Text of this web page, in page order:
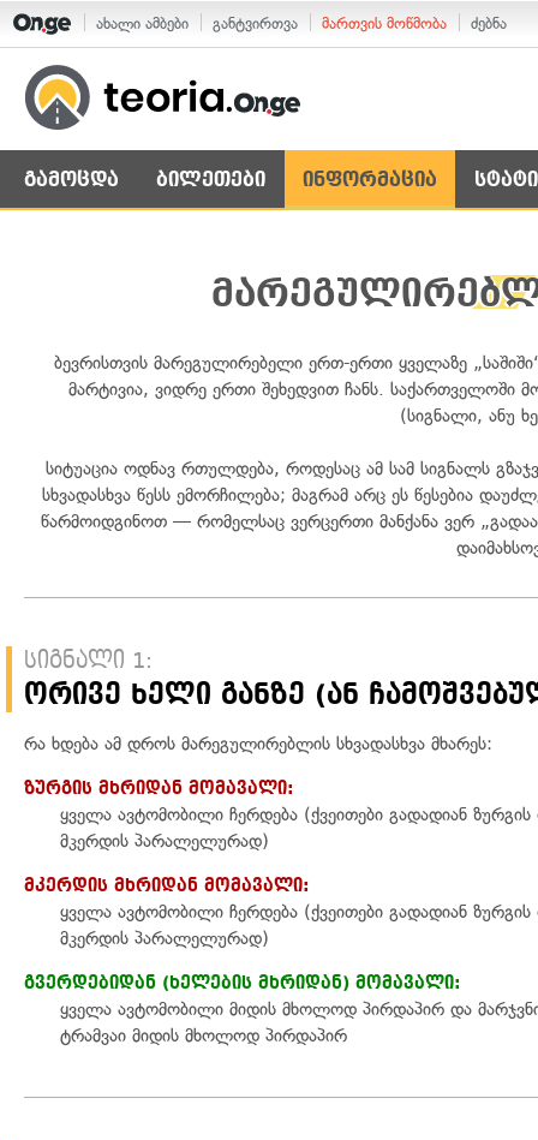
ახალი ამბები განტვირთვა მართვის მოწმობა ძებნა
გამოცდა ბილეთები ინფორმაცია
ბევრისთვის მარეგულირებელი ერთ-ერთი ყველაზე
მარტივია, ვიდრე ერთი შეხედვით ჩანს. საქართველოში
(სიგნალი, ანუ
სიტუაცია ოდნავ რთულდება, როდესაც ამ სამ სიგნალს
სხვადასხვა წესს ემორჩილება; მაგრამ არც ეს წესებია
წარმოიდგინოთ — რომელსაც ვერცერთი მანქანა ვერ
სიგნალი 1:
ორივე ხელი განზე (ან
რა ხდება ამ დროს მარეგულირებლის სხვადასხვა მხარეს:
ზურგის მხრიდან მომავალი:
ყველა ავტომობილი ჩერდება (ქვეითები გადადიან ზურგის
მკერდის პარალელურად)
მკერდის მხრიდან მომავალი:
ყველა ავტომობილი ჩერდება (ქვეითები გადადიან ზურგის
მკერდის პარალელურად)
გვერდებიდან (ხელების მხრიდან) მომავალი:
ყველა ავტომობილი მიდის მხოლოდ პირდაპირ და
ტრამვაი მიდის მხოლოდ პირდაპირ